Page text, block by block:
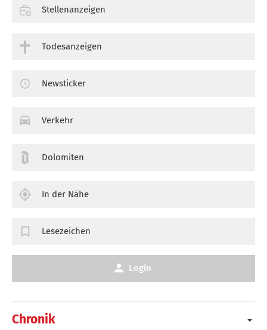
Chronik
Stellenanzeigen
Todesanzeigen
Newsticker
Verkehr
Dolomiten
In der Nähe
Lesezeichen
Login